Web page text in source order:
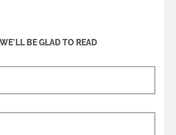
BE GLAD TO READ